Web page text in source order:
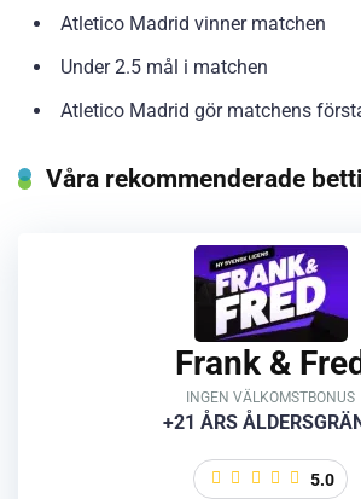
Atletico Madrid vinner matchen
Under 2.5 mål i matchen
Atletico Madrid gör matchens
Våra rekommenderade
Frank & Fred
INGEN VÄLKOMSTBONUS
+21 ÅRS
5.0